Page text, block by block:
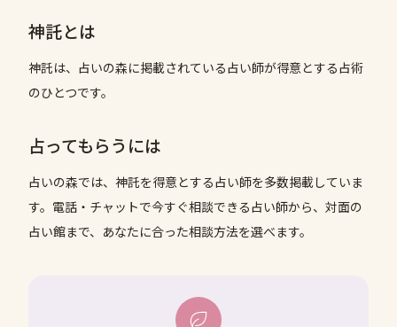
神託とは
神託は、占いの森に掲載されている占い師が得意とする占術
のひとつです。
占ってもらうには
占いの森では、 神託を得意とする占い師を多数掲載していま
す。電話・チャットで今すぐ相談できる占い師から、対面の
占い館まで、あなたに合った相談方法を選べます。